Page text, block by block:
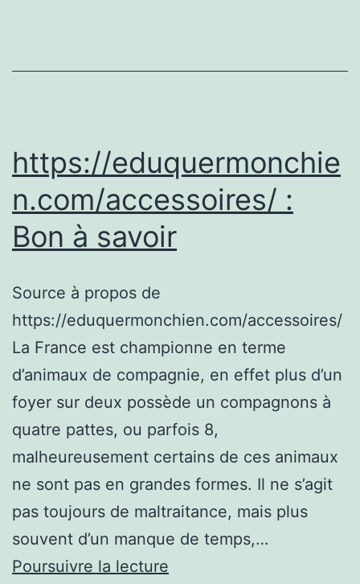
https://eduquermonchie
n.com/accessoires/ :
Bon à savoir
Source à propos de
https://eduquermonchien.com/accessoires/
La France est championne en terme
d’animaux de compagnie, en effet plus d’un
foyer sur deux possède un compagnons à
quatre pattes, ou parfois 8,
malheureusement certains de ces animaux
ne sont pas en grandes formes. Il ne s’agit
pas toujours de maltraitance, mais plus
souvent d’un manque de temps,…
Poursuivre la lecture